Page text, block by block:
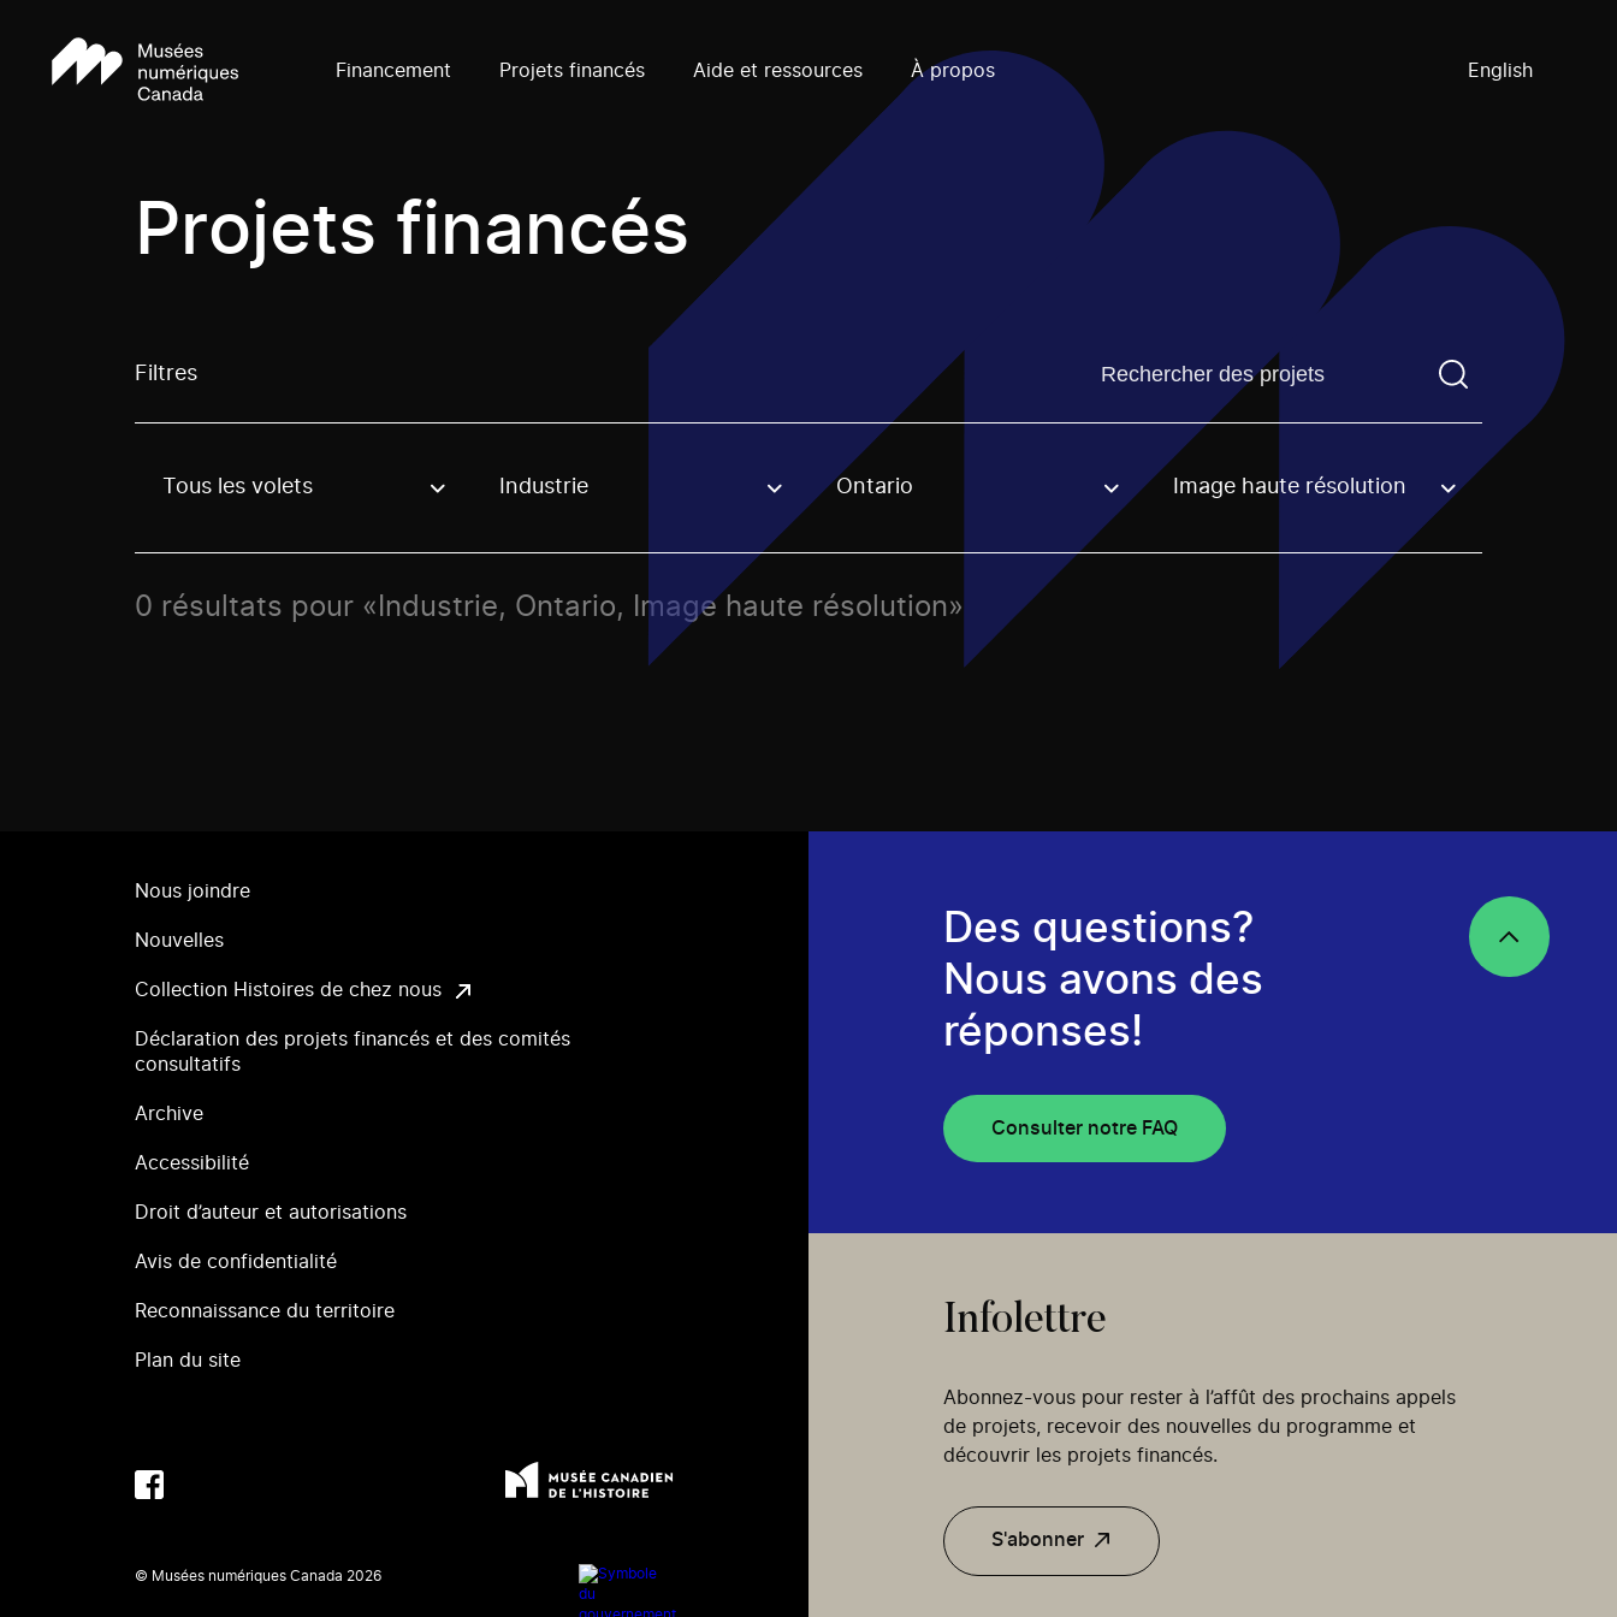
Financement Projets financés Aide et ressources À propos English
Projets financés
Filtres Trouvez un projetVous devez saisir un terme de
Use these options to filter projects by topic, stream or regon. The filter will be applied when selecting an option.
Tous les volets Industrie Ontario Image haute résolution
0 résultats pour «Industrie, Ontario, Image haute résolution»
Nous joindre
Nouvelles
Collection Histoires de chez nous
Déclaration des projets financés et des comités
consultatifs
Archive
Accessibilité
Droit d’auteur et autorisations
Avis de confidentialité
Reconnaissance du territoire
Plan du site
© Musées numériques Canada 2026
Des questions?
Nous avons des
réponses!
Consulter notre FAQ
Infolettre
Abonnez-vous pour rester à l’affût des prochains appels
de projets, recevoir des nouvelles du programme et
découvrir les projets financés.
S'abonner